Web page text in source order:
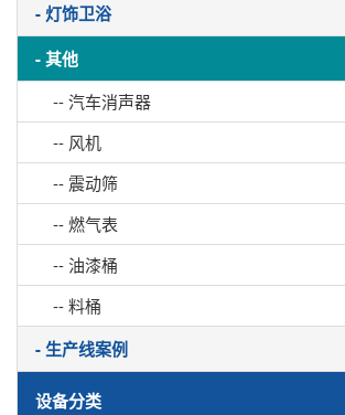
- 灯饰卫浴
- 其他
-- 汽车消声器
-- 风机
-- 震动筛
-- 燃气表
-- 油漆桶
-- 料桶
- 生产线案例
设备分类